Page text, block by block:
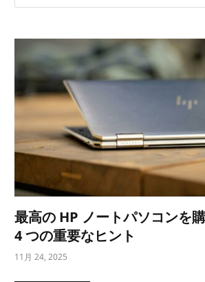
最高の HP ノートパソコンを
4 つの重要なヒント
11月 24, 2025